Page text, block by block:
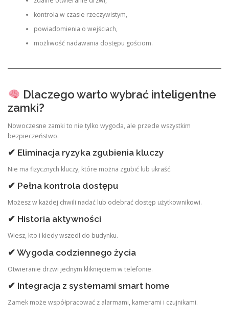
kontrola w czasie rzeczywistym,
powiadomienia o wejściach,
możliwość nadawania dostępu gościom.
Dlaczego warto wybrać inteligentne
zamki?
Nowoczesne zamki to nie tylko wygoda, ale przede wszystkim
bezpieczeństwo.
✔ Eliminacja ryzyka zgubienia kluczy
Nie ma fizycznych kluczy, które można zgubić lub ukraść.
✔ Pełna kontrola dostępu
Możesz w każdej chwili nadać lub odebrać dostęp użytkownikowi.
✔ Historia aktywności
Wiesz, kto i kiedy wszedł do budynku.
✔ Wygoda codziennego życia
Otwieranie drzwi jednym kliknięciem w telefonie.
✔ Integracja z systemami smart home
Zamek może współpracować z alarmami, kamerami i czujnikami.